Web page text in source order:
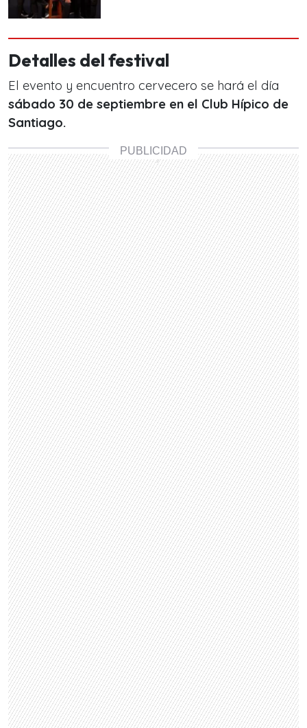
Detalles del festival
El evento y encuentro cervecero se hará el día
sábado 30 de septiembre en el Club Hípico de
Santiago.